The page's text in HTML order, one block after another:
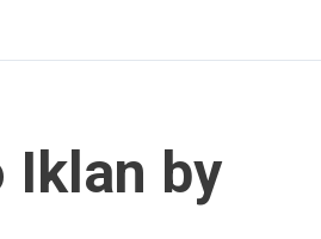
Iklan by